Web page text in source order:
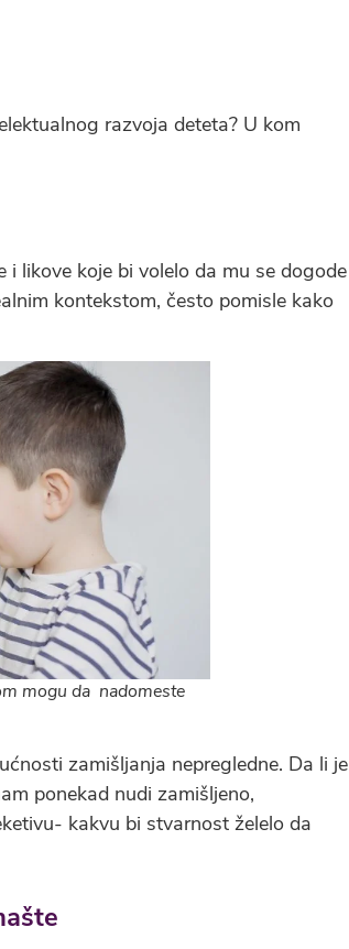
razvoja deteta? U kom
likove koje bi volelo da mu se dogode
kontekstom, često pomisle kako
mogu da nadomeste
zamišljanja nepregledne. Da li je
ponekad nudi zamišljeno,
kakvu bi stvarnost želelo da